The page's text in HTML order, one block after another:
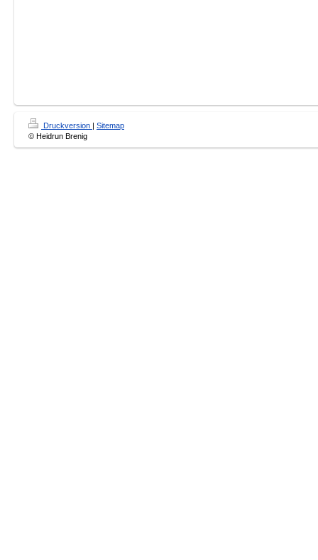
Druckversion | Sitemap
© Heidrun Brenig